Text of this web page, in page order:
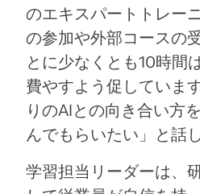
のエキスパートトレー
の参加や外部コースの
とに少なくとも10時間
費やすよう促していま
りのAIとの向き合い方
んでもらいたい」と話し
学習担当リーダーは、